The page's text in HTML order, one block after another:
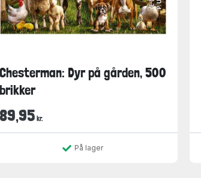
Chesterman: Dyr på gården, 500
brikker
89,95 kr.
På lager